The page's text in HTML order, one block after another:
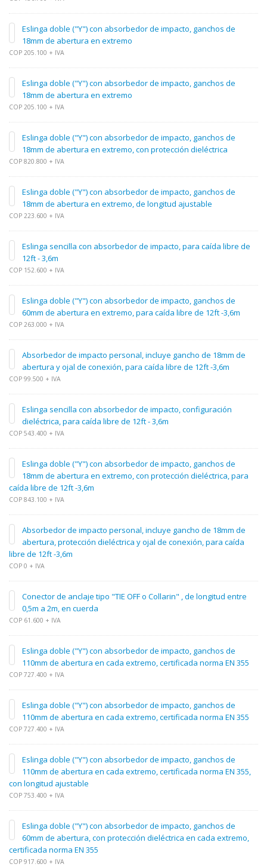
Eslinga doble ("Y") con absorbedor de impacto, ganchos de
18mm de abertura en extremo
COP 205.100 + IVA
Eslinga doble ("Y") con absorbedor de impacto, ganchos de
18mm de abertura en extremo
COP 205.100 + IVA
Eslinga doble ("Y") con absorbedor de impacto, ganchos de
18mm de abertura en extremo, con protección dieléctrica
COP 820.800 + IVA
Eslinga doble ("Y") con absorbedor de impacto, ganchos de
18mm de abertura en extremo, de longitud ajustable
COP 223.600 + IVA
Eslinga sencilla con absorbedor de impacto, para caída libre de
12ft - 3,6m
COP 152.600 + IVA
Eslinga doble ("Y") con absorbedor de impacto, ganchos de
60mm de abertura en extremo, para caída libre de 12ft -3,6m
COP 263.000 + IVA
Absorbedor de impacto personal, incluye gancho de 18mm de
abertura y ojal de conexión, para caída libre de 12ft -3,6m
COP 99.500 + IVA
Eslinga sencilla con absorbedor de impacto, configuración
dieléctrica, para caída libre de 12ft - 3,6m
COP 543.400 + IVA
Eslinga doble ("Y") con absorbedor de impacto, ganchos de
18mm de abertura en extremo, con protección dieléctrica, para
caída libre de 12ft -3,6m
COP 843.100 + IVA
Absorbedor de impacto personal, incluye gancho de 18mm de
abertura, protección dieléctrica y ojal de conexión, para caída
libre de 12ft -3,6m
COP 0 + IVA
Conector de anclaje tipo "TIE OFF o Collarin" , de longitud entre
0,5m a 2m, en cuerda
COP 61.600 + IVA
Eslinga doble ("Y") con absorbedor de impacto, ganchos de
110mm de abertura en cada extremo, certificada norma EN 355
COP 727.400 + IVA
Eslinga doble ("Y") con absorbedor de impacto, ganchos de
110mm de abertura en cada extremo, certificada norma EN 355
COP 727.400 + IVA
Eslinga doble ("Y") con absorbedor de impacto, ganchos de
110mm de abertura en cada extremo, certificada norma EN 355,
con longitud ajustable
COP 753.400 + IVA
Eslinga doble ("Y") con absorbedor de impacto, ganchos de
60mm de abertura, con protección dieléctrica en cada extremo,
certificada norma EN 355
COP 917.600 + IVA